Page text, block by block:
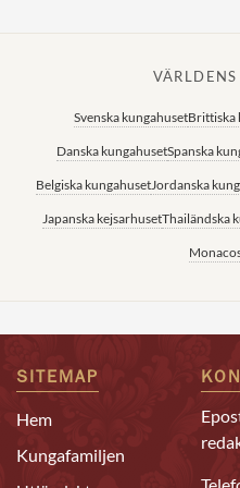
Svenska kungahusetBrittiska
Danska kungahusetSpanska
Belgiska kungahusetJordanska
Japanska kejsarhusetThailändska
SITEMAP
Hem
Kungafamiljen